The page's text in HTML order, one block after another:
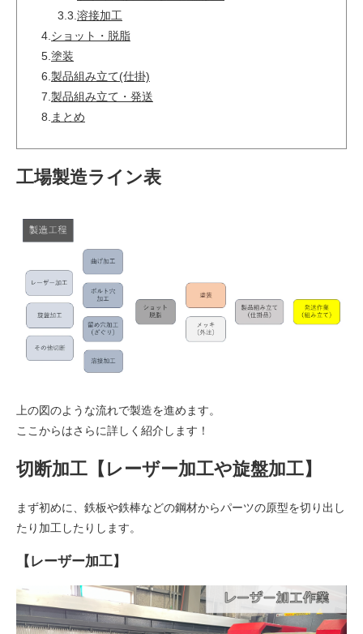
3.3. 溶接加工
4. ショット・脱脂
5. 塗装
6. 製品組み立て(仕掛)
7. 製品組み立て・発送
8. まとめ
工場製造ライン表
上の図のような流れで製造を進めます。
ここからはさらに詳しく紹介します！
切断加工【レーザー加工や旋盤加工】
まず初めに、鉄板や鉄棒などの鋼材からパーツの原型を切り出し
たり加工したりします。
【レーザー加工】